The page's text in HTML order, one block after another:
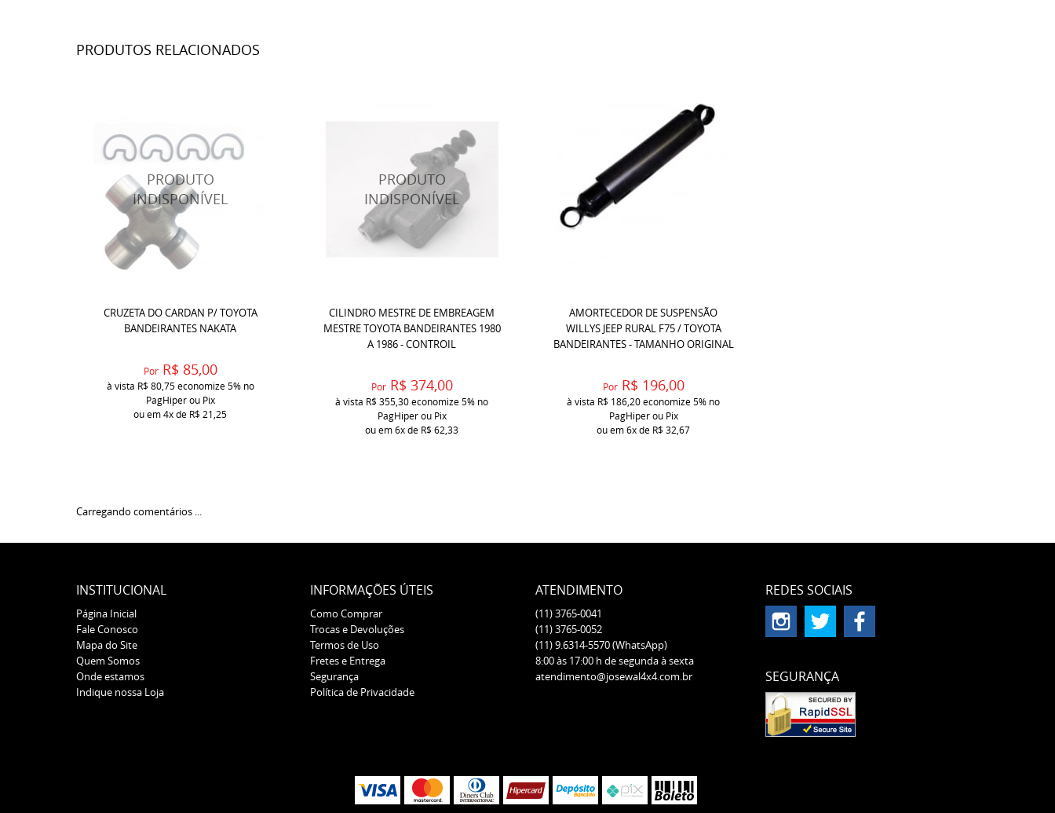
PRODUTOS RELACIONADOS
CRUZETA DO CARDAN P/ TOYOTA
BANDEIRANTES NAKATA
Por R$ 85,00
à vista R$ 80,75economize5% no
PagHiper ou Pix
ou em4xde R$ 21,25
CILINDRO MESTRE DE EMBREAGEM
MESTRE TOYOTA BANDEIRANTES 1980
A 1986 - CONTROIL
Por R$ 374,00
à vista R$ 355,30economize5% no
PagHiper ou Pix
ou em6xde R$ 62,33
AMORTECEDOR DE SUSPENSÃO
WILLYS JEEP RURAL F75 / TOYOTA
BANDEIRANTES - TAMANHO ORIGINAL
Por R$ 196,00
à vista R$ 186,20economize5% no
PagHiper ou Pix
ou em6xde R$ 32,67
Carregando comentários ...
INSTITUCIONAL
Página Inicial
Fale Conosco
Mapa do Site
Quem Somos
Onde estamos
Indique nossa Loja
INFORMAÇÕES ÚTEIS
Como Comprar
Trocas e Devoluções
Termos de Uso
Fretes e Entrega
Segurança
Política de Privacidade
ATENDIMENTO
(11)3765-0041
(11)3765-0052
(11)9.6314-5570(WhatsApp)
8:00 às 17:00 h de segunda à sexta
atendimento@josewal4x4.com.br
REDES SOCIAIS
SEGURANÇA